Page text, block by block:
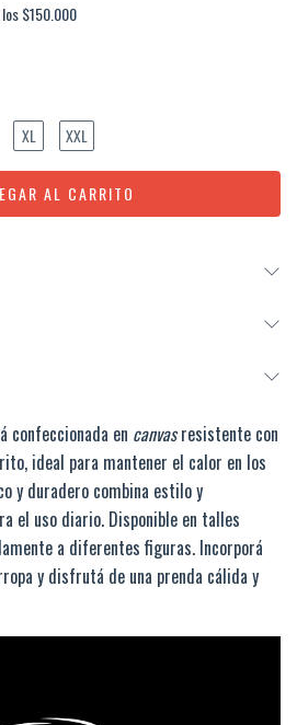
$150.000
XL XXL
confeccionada en canvasresistente con
ideal para mantener el calor en los
y duradero combina estilo y
el uso diario. Disponible en talles
a diferentes figuras. Incorporá
y disfrutá de una prenda cálida y